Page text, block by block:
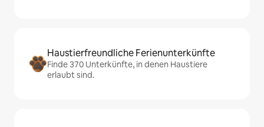
Haustierfreundliche Ferienunterkünfte
Finde 370 Unterkünfte, in denen Haustiere
erlaubt sind.